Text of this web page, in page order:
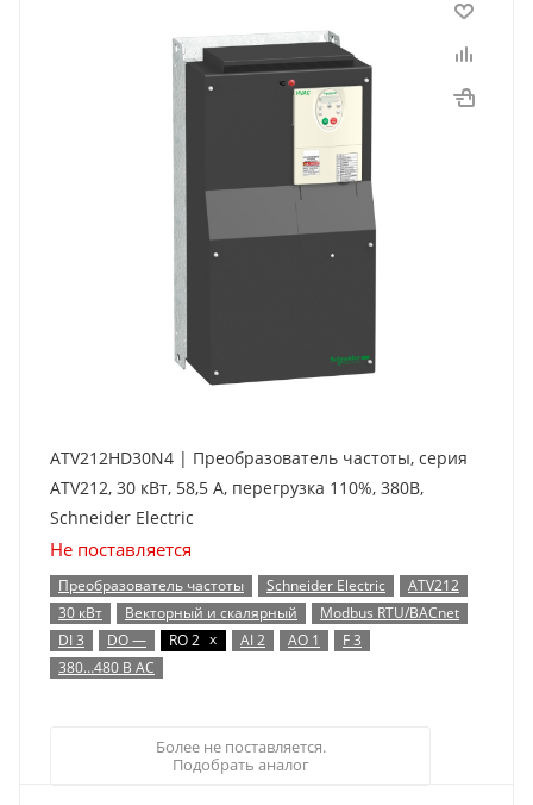
ATV212HD30N4 | Преобразователь частоты, серия
ATV212, 30 кВт, 58,5 А, перегрузка 110%, 380B,
Schneider Electric
Не поставляется
Преобразователь частоты Schneider Electric
ATV212
30 кВт
Векторный и скалярный
Modbus RTU/BACnet
DI 3
DO — RO 2 x AI 2 AO 1
F 3
380…480 В AC
Более не поставляется.
Подобрать аналог